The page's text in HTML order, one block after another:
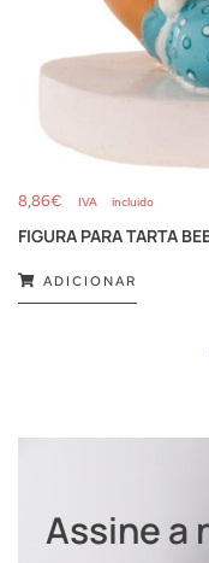
8,86€ IVA incluido
FIGURA PARA TARTA
ADICIONAR
Assine a